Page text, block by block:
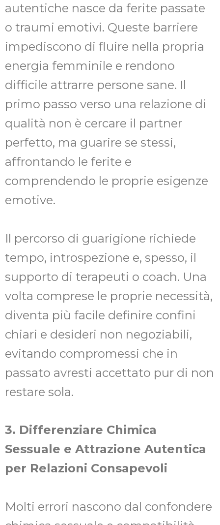
autentiche nasce da ferite passate
o traumi emotivi. Queste barriere
impediscono di fluire nella propria
energia femminile e rendono
difficile attrarre persone sane. Il
primo passo verso una relazione di
qualità non è cercare il partner
perfetto, ma guarire se stessi,
affrontando le ferite e
comprendendo le proprie esigenze
emotive.
Il percorso di guarigione richiede
tempo, introspezione e, spesso, il
supporto di terapeuti o coach. Una
volta comprese le proprie necessità,
diventa più facile definire confini
chiari e desideri non negoziabili,
evitando compromessi che in
passato avresti accettato pur di non
restare sola.
3. Differenziare Chimica
Sessuale e Attrazione Autentica
per Relazioni Consapevoli
Molti errori nascono dal confondere